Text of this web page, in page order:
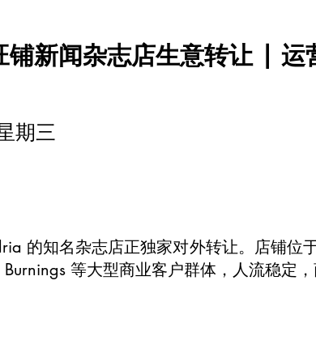
铺新闻杂志店生意转让 |
期三
的知名杂志店正独家对外转让。店铺位
等大型商业客户群体，人流稳定，